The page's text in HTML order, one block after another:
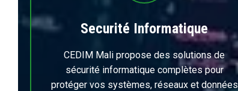
Securité Informatique
CEDIM Mali propose des solutions de
sécurité informatique complètes pour
protéger vos systèmes, réseaux et données